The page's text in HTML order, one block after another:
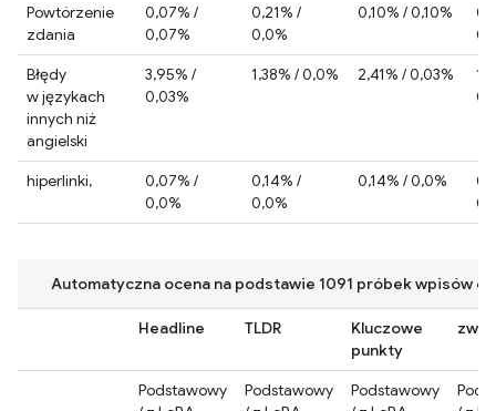
Powtórzenie
zdania
0,07% /
0,07%
0,21% /
0,0%
0,10% / 0,10%
Błędy
w językach
innych niż
angielski
3,95% /
0,03%
1,38% / 0,0% 2,41% / 0,03%
hiperlinki,
0,07% /
0,0%
0,14% /
0,0%
0,14% / 0,0%
Headline TLDR
Kluczowe
punkty
Podstawowy
Podstawowy
Podstawowy
Automatyczna ocena na podstawie 1091 próbek wpisów